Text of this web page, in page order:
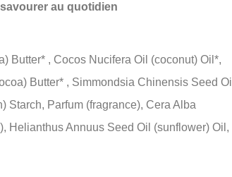
au quotidien
Butter* , Cocos Nucifera Oil (coconut) Oil*,
Butter* , Simmondsia Chinensis Seed Oil
Starch, Parfum (fragrance), Cera Alba
Helianthus Annuus Seed Oil (sunflower) Oil,